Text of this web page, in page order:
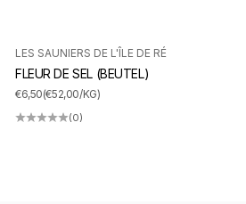
LES SAUNIERS DE L'ÎLE DE RÉ
FLEUR DE SEL (BEUTEL)
ANGEBOT
€6,50(€52,00/KG)
(0)